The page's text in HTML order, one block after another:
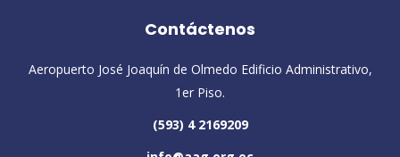
Contáctenos
Aeropuerto José Joaquín de Olmedo Edificio Administrativo,
1er Piso.
(593) 4 2169209